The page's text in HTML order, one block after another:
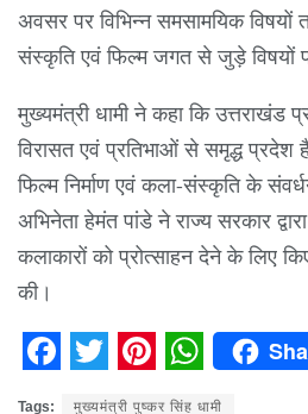
अवसर पर विभिन्न समसामयिक विषयों
संस्कृति एवं फिल्म जगत से जुड़े विषयों
मुख्यमंत्री धामी ने कहा कि उत्तराखंड
विरासत एवं प्रतिभाओं से समृद्ध प्रदेश
फिल्म निर्माण एवं कला-संस्कृति के
अभिनेता हेमंत पांडे ने राज्य सरकार
कलाकारों को प्रोत्साहन देने के लिए
की।
Facebook
Twitter
Pinterest
Tags: मुख्यमंत्री पुष्कर सिंह धामी